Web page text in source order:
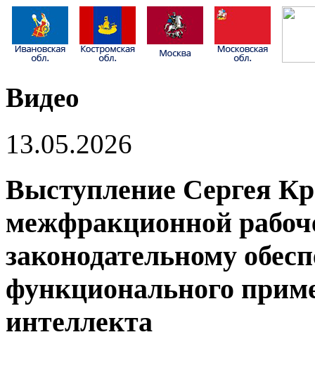
Видео
13.05.2026
Выступление Сергея
межфракционной
законодательному
функционального
интеллекта